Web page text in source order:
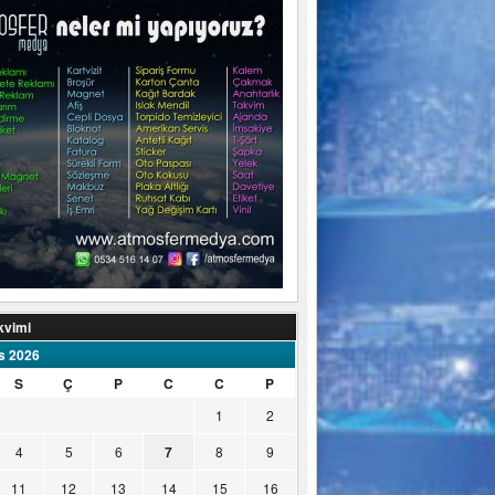
2026
S
Ç P C C P
1
2
4
5 6 7 8
9
11
12 13 14 15 16